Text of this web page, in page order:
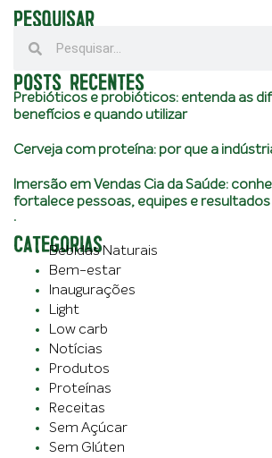
PESQUISAR
POSTS RECENTES
Prebióticos e probióticos: entenda as
benefícios e quando utilizar
Cerveja com proteína: por que a
Imersão em Vendas Cia da Saúde:
fortalece pessoas, equipes e resultados
CATEGORIAS
.
Bebidas Naturais
Bem-estar
Inaugurações
Light
Low carb
Notícias
Produtos
Proteínas
Receitas
Sem Açúcar
Sem Glúten